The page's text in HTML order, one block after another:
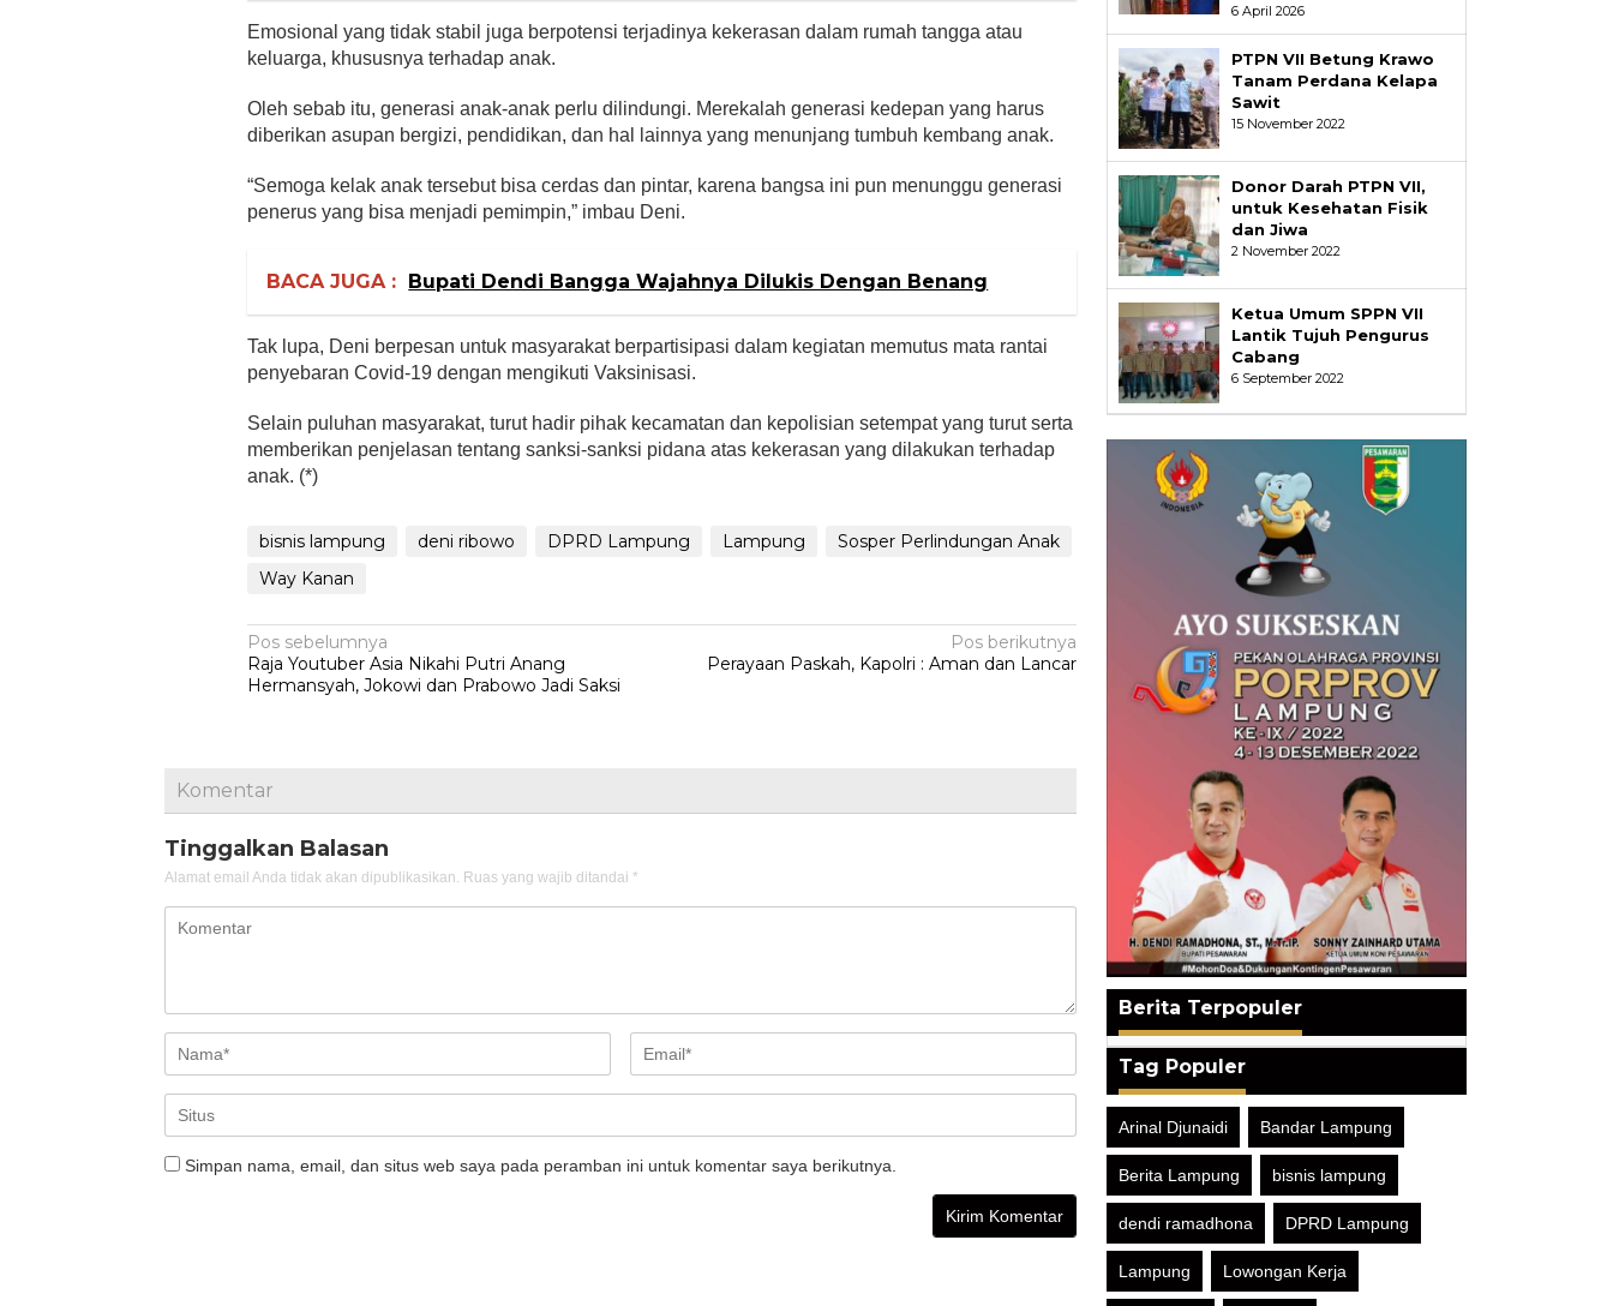
Emosional yang tidak stabil juga berpotensi terjadinya kekerasan dalam rumah tangga atau
keluarga, khususnya terhadap anak.
Oleh sebab itu, generasi anak-anak perlu dilindungi. Merekalah generasi kedepan yang harus
diberikan asupan bergizi, pendidikan, dan hal lainnya yang menunjang tumbuh kembang anak.
“Semoga kelak anak tersebut bisa cerdas dan pintar, karena bangsa ini pun menunggu generasi
penerus yang bisa menjadi pemimpin,” imbau Deni.
BACA JUGA : Bupati Dendi Bangga Wajahnya Dilukis Dengan Benang
Tak lupa, Deni berpesan untuk masyarakat berpartisipasi dalam kegiatan memutus mata rantai
penyebaran Covid-19 dengan mengikuti Vaksinisasi.
Selain puluhan masyarakat, turut hadir pihak kecamatan dan kepolisian setempat yang turut serta
memberikan penjelasan tentang sanksi-sanksi pidana atas kekerasan yang dilakukan terhadap
anak. (*)
bisnis lampung deni ribowo DPRD Lampung Lampung
Sosper Perlindungan Anak
Way Kanan
Navigasi
pos
Pos sebelumnya
Raja Youtuber Asia Nikahi Putri Anang
Hermansyah, Jokowi dan Prabowo Jadi Saksi
Pos berikutnya
Perayaan Paskah, Kapolri : Aman dan Lancar
Komentar
Tinggalkan Balasan
Alamat email Anda tidak akan dipublikasikan. Ruas yang wajib ditandai *
Simpan nama, email, dan situs web saya pada peramban ini untuk komentar saya berikutnya.
6 April 2026
PTPN VII Betung Krawo
Tanam Perdana Kelapa
Sawit
15 November 2022
Donor Darah PTPN VII,
untuk Kesehatan Fisik
dan Jiwa
2 November 2022
Ketua Umum SPPN VII
Lantik Tujuh Pengurus
Cabang
6 September 2022
Berita Terpopuler
Tag Populer
Arinal Djunaidi Bandar Lampung
Berita Lampung bisnis lampung
dendi ramadhona DPRD Lampung
Lampung Lowongan Kerja